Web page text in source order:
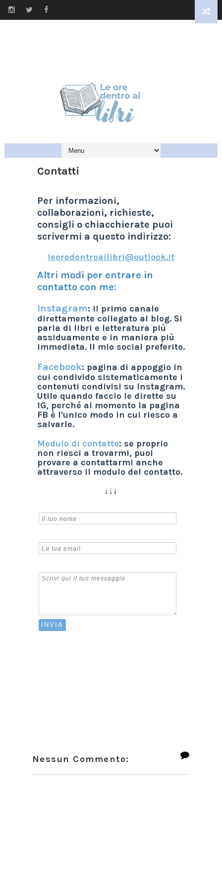
Contatti
Per informazioni,
collaborazioni, richieste,
consigli o chiacchierate puoi
scrivermi a questo indirizzo:
leoredentroailibri@outlook.it
Altri modi per entrare in
contatto con me:
Instagram: il primo canale
direttamente collegato al blog. Si
parla di libri e letteratura più
assiduamente e in maniera più
immediata. Il mio social preferito.
Facebook: pagina di appoggio in
cui condivido sistematicamente i
contenuti condivisi su Instagram.
Utile quando faccio le dirette su
IG, perché al momento la pagina
FB è l'unico modo in cui riesco a
salvarle.
Modulo di contatto: se proprio
non riesci a trovarmi, puoi
provare a contattarmi anche
attraverso il modulo del contatto.
↓↓↓
Nessun Commento: